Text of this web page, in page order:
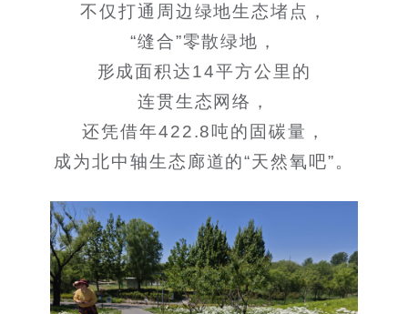
不仅打通周边绿地生态堵点，
“缝合”零散绿地，
形成面积达14平方公里的
连贯生态网络，
还凭借年422.8吨的固碳量，
成为北中轴生态廊道的“天然氧吧”。